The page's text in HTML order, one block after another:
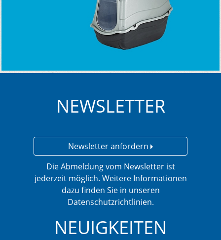
NEWSLETTER
Newsletter anfordern
Die Abmeldung vom Newsletter ist
jederzeit möglich. Weitere Informationen
dazu finden Sie in unseren
Datenschutzrichtlinien.
NEUIGKEITEN